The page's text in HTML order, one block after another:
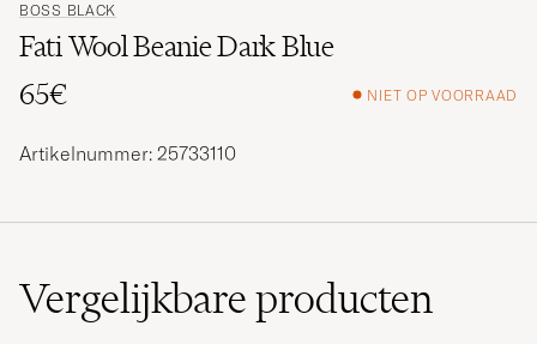
BOSS BLACK
Fati Wool Beanie Dark Blue
65€
NIET OP VOORRAAD
Artikelnummer: 25733110
Vergelijkbareproducten